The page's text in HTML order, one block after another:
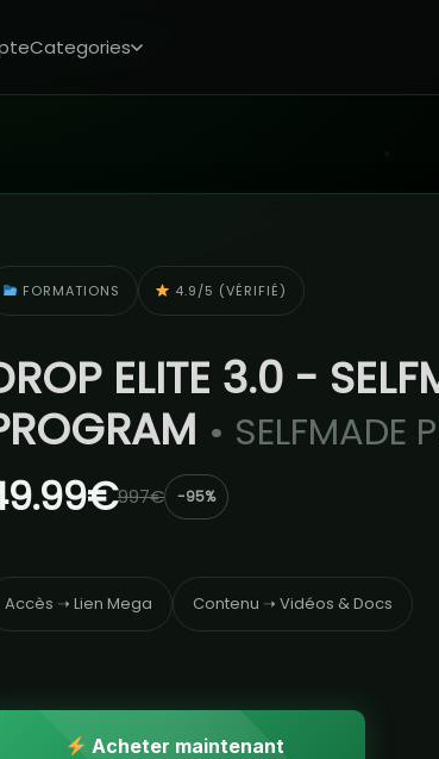
Categories
FORMATIONS 4.9/5 (VÉRIFIÉ)
ELITE 3.0 -
• SELFMADE
997€ -95%
Accès ➝ Lien Mega Contenu ➝ Vidéos & Docs
Acheter maintenant